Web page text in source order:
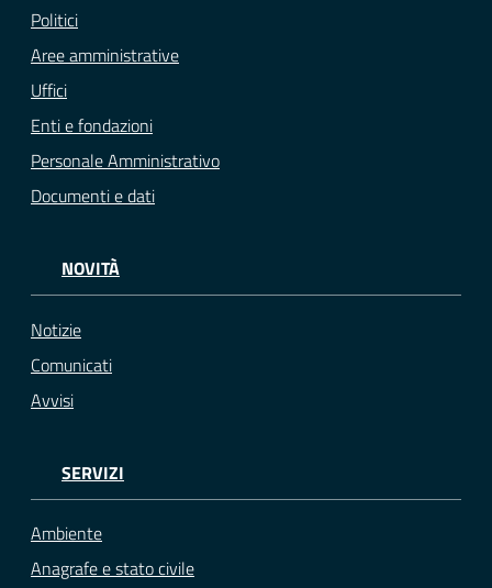
Politici
Aree amministrative
Uffici
Enti e fondazioni
Personale Amministrativo
Documenti e dati
NOVITÀ
Notizie
Comunicati
Avvisi
SERVIZI
Ambiente
Anagrafe e stato civile